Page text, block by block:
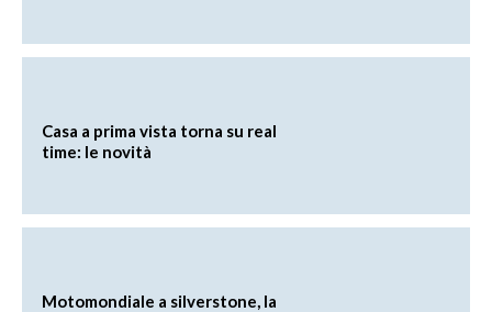
Casa a prima vista torna su real
time: le novità
Motomondiale a silverstone, la